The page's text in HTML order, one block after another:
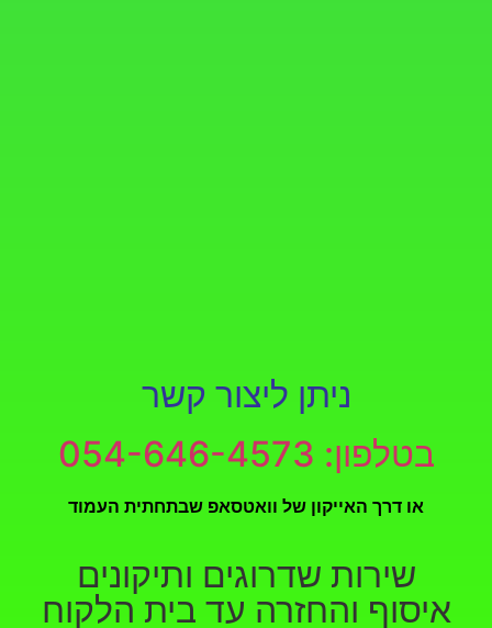
ניתן ליצור קשר
בטלפון: 054-646-4573
או דרך האייקון של וואטסאפ שבתחתית העמוד
שירות שדרוגים ותיקונים
איסוף והחזרה עד בית הלקוח